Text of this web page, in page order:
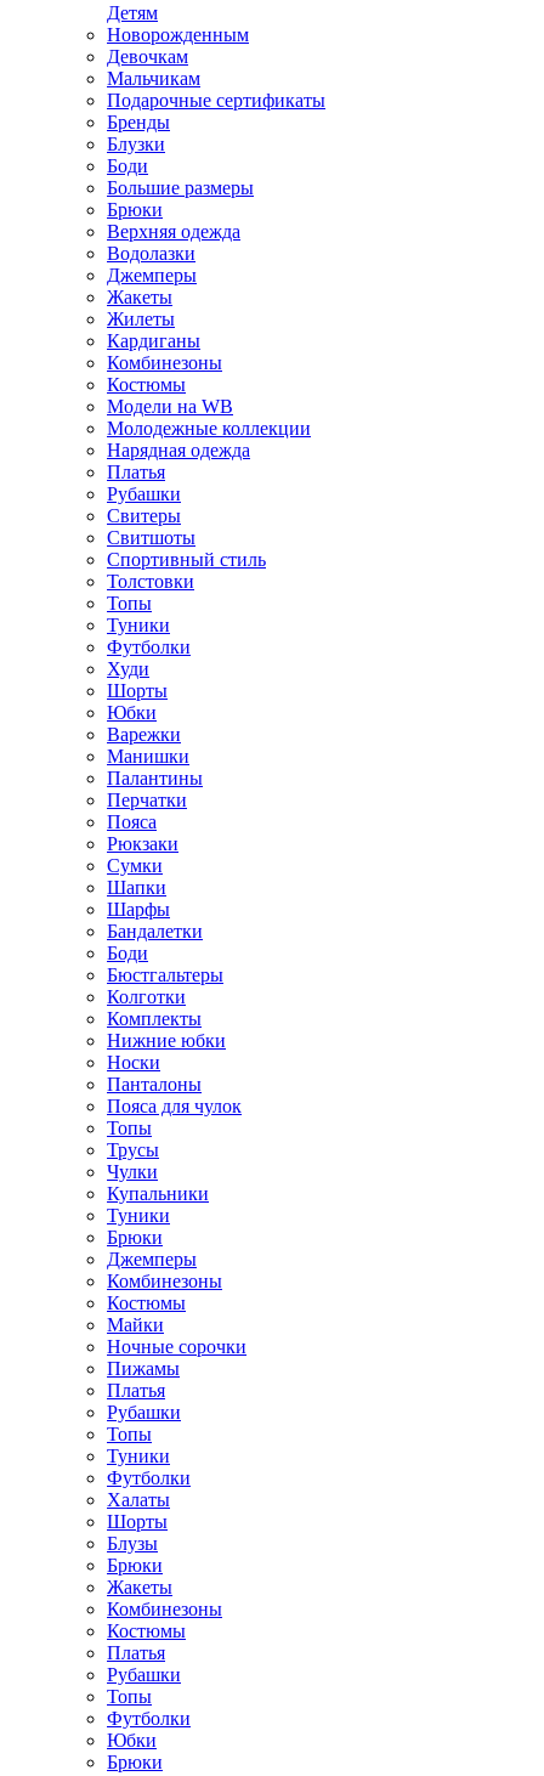
Детям
Новорожденным
Девочкам
Мальчикам
Подарочные сертификаты
Бренды
Блузки
Боди
Большие размеры
Брюки
Верхняя одежда
Водолазки
Джемперы
Жакеты
Жилеты
Кардиганы
Комбинезоны
Костюмы
Модели на WB
Молодежные коллекции
Нарядная одежда
Платья
Рубашки
Свитеры
Свитшоты
Спортивный стиль
Толстовки
Топы
Туники
Футболки
Худи
Шорты
Юбки
Варежки
Манишки
Палантины
Перчатки
Пояса
Рюкзаки
Сумки
Шапки
Шарфы
Бандалетки
Боди
Бюстгальтеры
Колготки
Комплекты
Нижние юбки
Носки
Панталоны
Поясa для чулок
Топы
Трусы
Чулки
Купальники
Туники
Брюки
Джемперы
Комбинезоны
Костюмы
Майки
Ночные сорочки
Пижамы
Платья
Рубашки
Топы
Туники
Футболки
Халаты
Шорты
Блузы
Брюки
Жакеты
Комбинезоны
Костюмы
Платья
Рубашки
Топы
Футболки
Юбки
Брюки